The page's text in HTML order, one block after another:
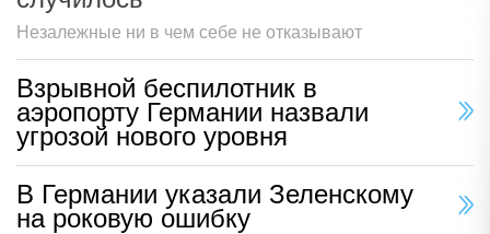
Незалежные ни в чем себе не отказывают
Взрывной беспилотник в
аэропорту Германии назвали
угрозой нового уровня
В Германии указали Зеленскому
на роковую ошибку